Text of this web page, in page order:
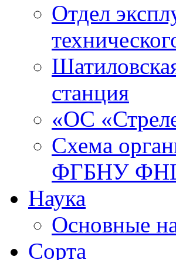
Отдел
станция
«ОС
Схема
ФГБНУ
Наука
Основные
Сорта